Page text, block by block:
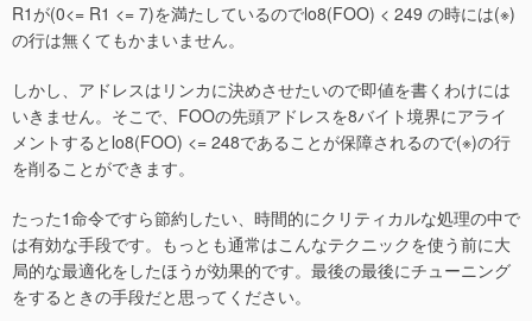
R1が(0<= R1 <= 7)を満たしているのでlo8(FOO) < 249 の時には(※)
の行は無くてもかまいません。
しかし、アドレスはリンカに決めさせたいので即値を書くわけには
いきません。そこで、FOOの先頭アドレスを8バイト境界にアライ
メントするとlo8(FOO) <= 248であることが保障されるので(※)の行
を削ることができます。
たった1命令ですら節約したい、時間的にクリティカルな処理の中で
は有効な手段です。もっとも通常はこんなテクニックを使う前に大
局的な最適化をしたほうが効果的です。最後の最後にチューニング
をするときの手段だと思ってください。